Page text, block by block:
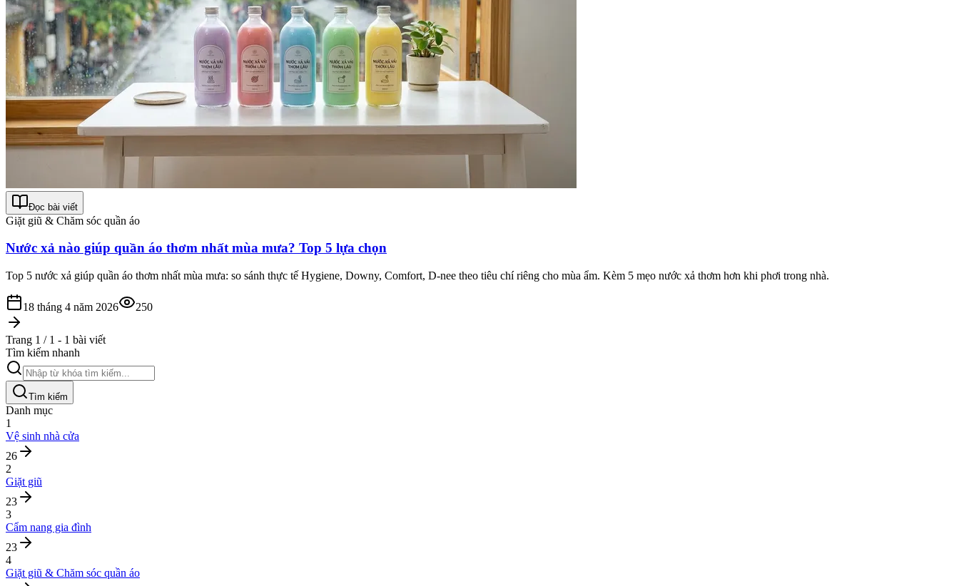
Đọc bài viết
Giặt giũ & Chăm sóc quần áo
Nước xả nào giúp quần áo thơm nhất mùa mưa? Top 5 lựa chọn
Top 5 nước xả giúp quần áo thơm nhất mùa mưa: so sánh thực tế Hygiene, Downy, Comfort, D-nee theo tiêu chí riêng cho mùa ẩm. Kèm 5 mẹo nước xả thơm hơn khi phơi trong nhà.
18 tháng 4 năm 2026 250
Trang 1 / 1 - 1 bài viết
Tìm kiếm nhanh
Tìm kiếm
Danh mục
1
Vệ sinh nhà cửa
26
2
Giặt giũ
23
3
Cẩm nang gia đình
23
4
Giặt giũ & Chăm sóc quần áo